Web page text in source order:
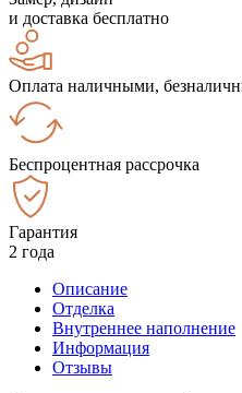
и доставка бесплатно
Оплата наличными,
Беспроцентная рассрочка
Гарантия
2 года
Описание
Отделка
Внутреннее наполнение
Информация
Отзывы